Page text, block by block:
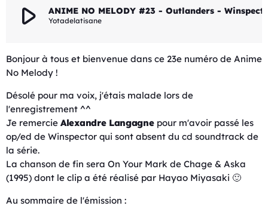
play_arrow Yotadelatisane
Bonjour à tous et bienvenue dans ce 23e numéro de Anime
No Melody !
Désolé pour ma voix, j'étais malade lors de
l'enregistrement ^^
Je remercie Alexandre Langagnepour m'avoir passé les
op/ed de Winspector qui sont absent du cd soundtrack de
la série.
La chanson de fin sera On Your Mark de Chage & Aska
(1995) dont le clip a été réalisé par Hayao Miyasaki 🙂
Au sommaire de l'émission :